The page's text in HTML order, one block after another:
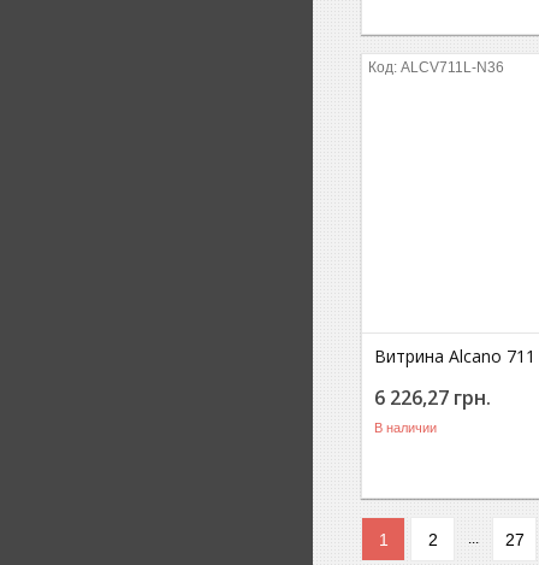
ALCV711L-N36
Витрина Alcano
6 226,27 грн.
В наличии
1 2 ... 27